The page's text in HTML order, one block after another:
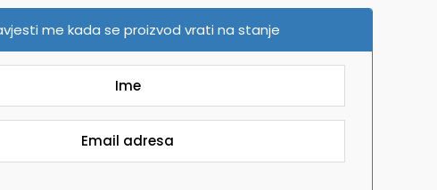
me kada se proizvod vrati na stanje